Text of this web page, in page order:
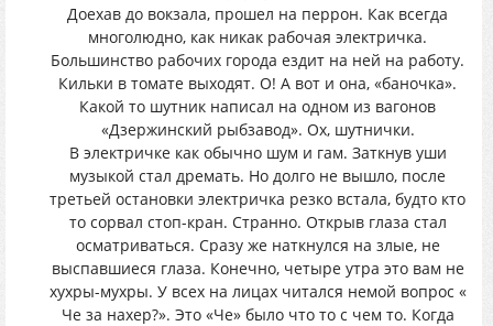
Доехав до вокзала, прошел на перрон. Как всегда
многолюдно, как никак рабочая электричка.
Большинство рабочих города ездит на ней на работу.
Кильки в томате выходят. О! А вот и она, «баночка».
Какой то шутник написал на одном из вагонов
«Дзержинский рыбзавод». Ох, шутнички.
В электричке как обычно шум и гам. Заткнув уши
музыкой стал дремать. Но долго не вышло, после
третьей остановки электричка резко встала, будто кто
то сорвал стоп-кран. Странно. Открыв глаза стал
осматриваться. Сразу же наткнулся на злые, не
выспавшиеся глаза. Конечно, четыре утра это вам не
хухры-мухры. У всех на лицах читался немой вопрос «
Че за нахер?». Это «Че» было что то с чем то. Когда